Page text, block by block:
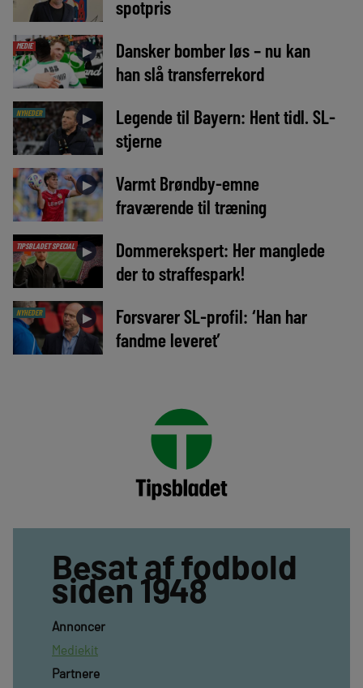
spotpris
MEDIE ►
Dansker bomber løs – nu kan
han slå transferrekord
NYHEDER ►
Legende til Bayern: Hent tidl. SL-
stjerne
►
Varmt Brøndby-emne
fraværende til træning
TIPSBLADET SPECIAL ►
Dommerekspert: Her manglede
der to straffespark!
NYHEDER ►
Forsvarer SL-profil: ‘Han har
fandme leveret’
Besat af fodbold
siden 1948
Annoncer
Mediekit
Partnere